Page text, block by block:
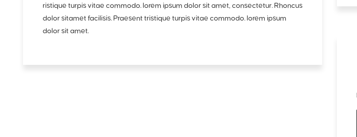
ristique turpis vitae commodo. lorem ipsum dolor sit amet, consectetur. Rhoncus
dolor sitamet facilisis. Praesent tristique turpis vitae commodo. lorem ipsum
dolor sit amet.